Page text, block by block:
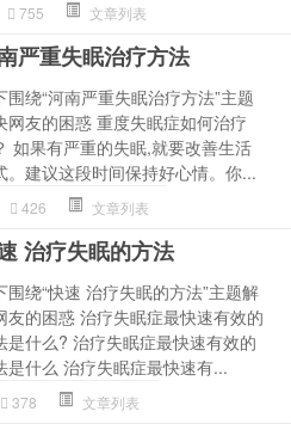
755 文章列表
严重失眠治疗方法
围绕“河南严重失眠治疗方法”主题
网友的困惑 重度失眠症如何治疗
如果有严重的失眠,就要改善生活
。建议这段时间保持好心情。你...
426 文章列表
治疗失眠的方法
围绕“快速 治疗失眠的方法”主题解
友的困惑 治疗失眠症最快速有效的
是什么? 治疗失眠症最快速有效的
是什么 治疗失眠症最快速有...
378 文章列表